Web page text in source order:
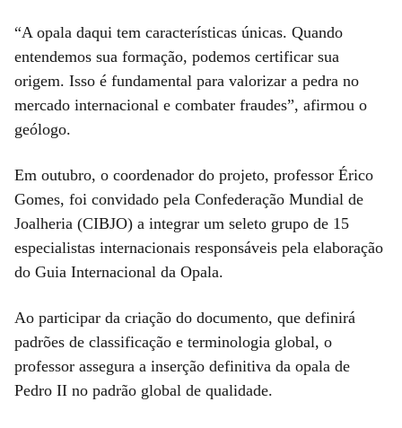
“A opala daqui tem características únicas. Quando
entendemos sua formação, podemos certificar sua
origem. Isso é fundamental para valorizar a pedra no
mercado internacional e combater fraudes”, afirmou o
geólogo.
Em outubro, o coordenador do projeto, professor Érico
Gomes, foi convidado pela Confederação Mundial de
Joalheria (CIBJO) a integrar um seleto grupo de 15
especialistas internacionais responsáveis pela elaboração
do Guia Internacional da Opala.
Ao participar da criação do documento, que definirá
padrões de classificação e terminologia global, o
professor assegura a inserção definitiva da opala de
Pedro II no padrão global de qualidade.